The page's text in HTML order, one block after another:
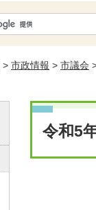
> 市政情報 > 市議会
令和5